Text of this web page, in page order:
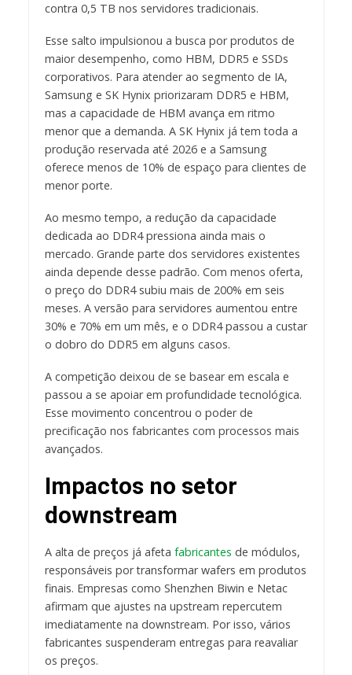
contra 0,5 TB nos servidores tradicionais.
Esse salto impulsionou a busca por produtos de
maior desempenho, como HBM, DDR5 e SSDs
corporativos. Para atender ao segmento de IA,
Samsung e SK Hynix priorizaram DDR5 e HBM,
mas a capacidade de HBM avança em ritmo
menor que a demanda. A SK Hynix já tem toda a
produção reservada até 2026 e a Samsung
oferece menos de 10% de espaço para clientes de
menor porte.
Ao mesmo tempo, a redução da capacidade
dedicada ao DDR4 pressiona ainda mais o
mercado. Grande parte dos servidores existentes
ainda depende desse padrão. Com menos oferta,
o preço do DDR4 subiu mais de 200% em seis
meses. A versão para servidores aumentou entre
30% e 70% em um mês, e o DDR4 passou a custar
o dobro do DDR5 em alguns casos.
A competição deixou de se basear em escala e
passou a se apoiar em profundidade tecnológica.
Esse movimento concentrou o poder de
precificação nos fabricantes com processos mais
avançados.
Impactos no setor
downstream
A alta de preços já afeta fabricantes de módulos,
responsáveis por transformar wafers em produtos
finais. Empresas como Shenzhen Biwin e Netac
afirmam que ajustes na upstream repercutem
imediatamente na downstream. Por isso, vários
fabricantes suspenderam entregas para reavaliar
os preços.